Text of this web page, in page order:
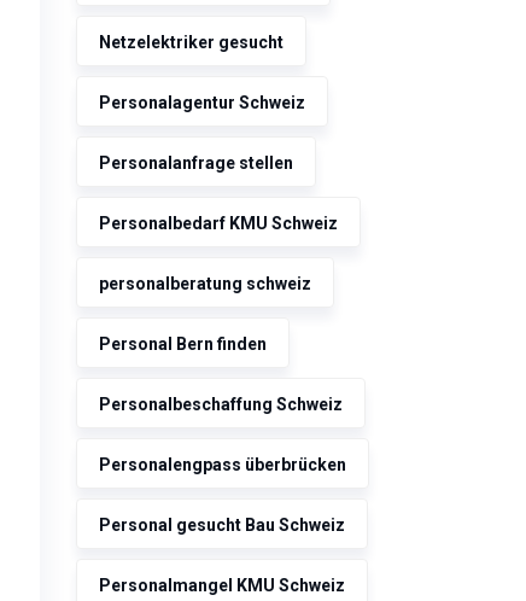
Netzelektriker gesucht
Personalagentur Schweiz
Personalanfrage stellen
Personalbedarf KMU Schweiz
personalberatung schweiz
Personal Bern finden
Personalbeschaffung Schweiz
Personalengpass überbrücken
Personal gesucht Bau Schweiz
Personalmangel KMU Schweiz